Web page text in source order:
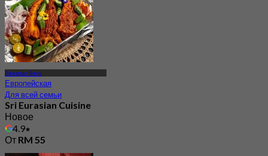
Bangsar Baru
Европейская
Для всей семьи
Sri Eurasian Cuisine
Новое
4.9
От RM 55